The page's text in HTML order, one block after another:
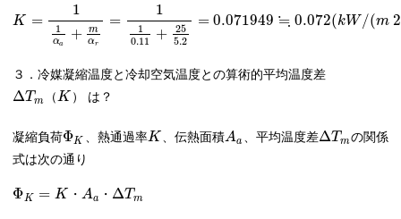
K =
1
1
αa
+
m
αr
=
1
1
0.11
+
25
5.2
= 0.071949 ≒ 0.072(kW/(m 2
３．冷媒凝縮温度と冷却空気温度との算術的平均温度差
ΔTm （K ） は？
凝縮負荷ΦK 、熱通過率K 、伝熱面積Aa 、平均温度差ΔTmの関係
式は次の通り
ΦK = K ・ Aa ・ ΔTm